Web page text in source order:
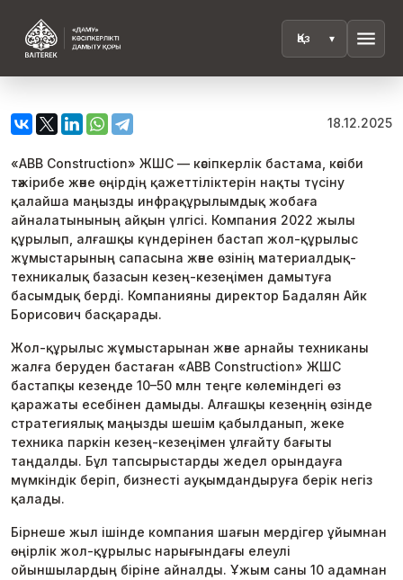
menu
18.12.2025
«ABB Construction» ЖШС — кәсіпкерлік бастама, кәсіби
тәжірибе және өңірдің қажеттіліктерін нақты түсіну
қалайша маңызды инфрақұрылымдық жобаға
айналатынының айқын үлгісі. Компания 2022 жылы
құрылып, алғашқы күндерінен бастап жол-құрылыс
жұмыстарының сапасына және өзінің материалдық-
техникалық базасын кезең-кезеңімен дамытуға
басымдық берді. Компанияны директор Бадалян Айк
Борисович басқарады.
Жол-құрылыс жұмыстарынан және арнайы техниканы
жалға беруден бастаған «ABB Construction» ЖШС
бастапқы кезеңде 10–50 млн теңге көлеміндегі өз
қаражаты есебінен дамыды. Алғашқы кезеңнің өзінде
стратегиялық маңызды шешім қабылданып, жеке
техника паркін кезең-кезеңімен ұлғайту бағыты
таңдалды. Бұл тапсырыстарды жедел орындауға
мүмкіндік беріп, бизнесті ауқымдандыруға берік негіз
қалады.
Бірнеше жыл ішінде компания шағын мердігер ұйымнан
өңірлік жол-құрылыс нарығындағы елеулі
ойыншылардың біріне айналды. Ұжым саны 10 адамнан